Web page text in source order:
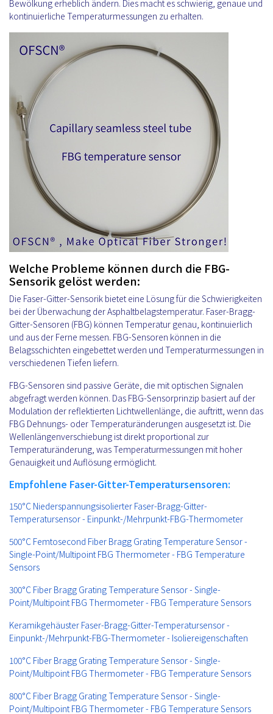
Bewölkung erheblich ändern. Dies macht es schwierig, genaue und
kontinuierliche Temperaturmessungen zu erhalten.
Welche Probleme können durch die FBG-
Sensorik gelöst werden:
Die Faser-Gitter-Sensorik bietet eine Lösung für die Schwierigkeiten
bei der Überwachung der Asphaltbelagstemperatur. Faser-Bragg-
Gitter-Sensoren (FBG) können Temperatur genau, kontinuierlich
und aus der Ferne messen. FBG-Sensoren können in die
Belagsschichten eingebettet werden und Temperaturmessungen in
verschiedenen Tiefen liefern.
FBG-Sensoren sind passive Geräte, die mit optischen Signalen
abgefragt werden können. Das FBG-Sensorprinzip basiert auf der
Modulation der reflektierten Lichtwellenlänge, die auftritt, wenn das
FBG Dehnungs- oder Temperaturänderungen ausgesetzt ist. Die
Wellenlängenverschiebung ist direkt proportional zur
Temperaturänderung, was Temperaturmessungen mit hoher
Genauigkeit und Auflösung ermöglicht.
Empfohlene Faser-Gitter-Temperatursensoren:
150°C Niederspannungsisolierter Faser-Bragg-Gitter-
Temperatursensor - Einpunkt-/Mehrpunkt-FBG-Thermometer
500°C Femtosecond Fiber Bragg Grating Temperature Sensor -
Single-Point/Multipoint FBG Thermometer - FBG Temperature
Sensors
300°C Fiber Bragg Grating Temperature Sensor - Single-
Point/Multipoint FBG Thermometer - FBG Temperature Sensors
Keramikgehäuster Faser-Bragg-Gitter-Temperatursensor -
Einpunkt-/Mehrpunkt-FBG-Thermometer - Isoliereigenschaften
100°C Fiber Bragg Grating Temperature Sensor - Single-
Point/Multipoint FBG Thermometer - FBG Temperature Sensors
800°C Fiber Bragg Grating Temperature Sensor - Single-
Point/Multipoint FBG Thermometer - FBG Temperature Sensors